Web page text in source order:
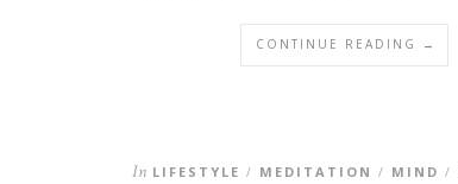
CONTINUE READING →
In LIFESTYLE / MEDITATION / MIND /